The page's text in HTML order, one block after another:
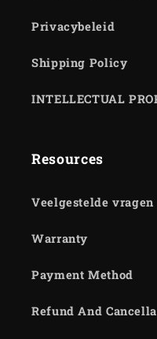
Privacybeleid
Shipping Policy
INTELLECTUAL
Resources
Veelgestelde vragen
Warranty
Payment Method
Refund And